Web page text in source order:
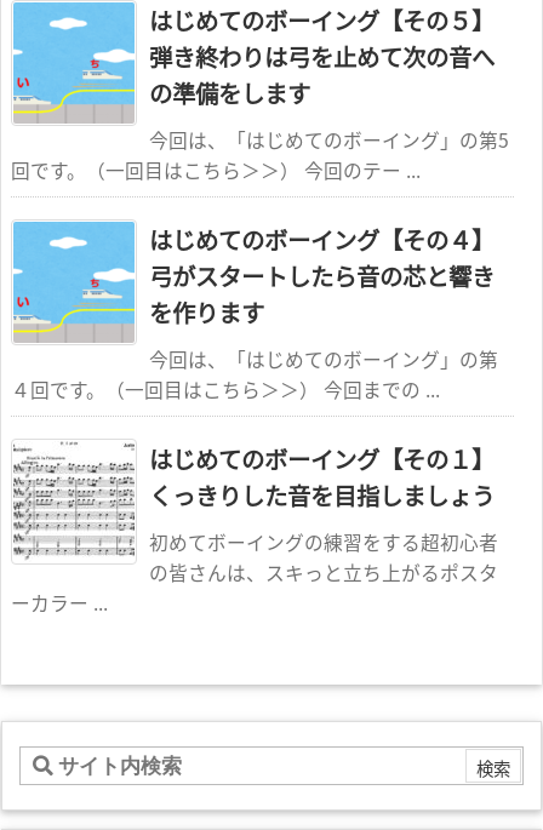
はじめてのボーイング【その５】
弾き終わりは弓を止めて次の音へ
の準備をします
今回は、「はじめてのボーイング」の第5
回です。（一回目はこちら＞＞） 今回のテー ...
はじめてのボーイング【その４】
弓がスタートしたら音の芯と響き
を作ります
今回は、「はじめてのボーイング」の第
４回です。（一回目はこちら＞＞） 今回までの ...
はじめてのボーイング【その１】
くっきりした音を目指しましょう
初めてボーイングの練習をする超初心者
の皆さんは、スキっと立ち上がるポスタ
ーカラー ...